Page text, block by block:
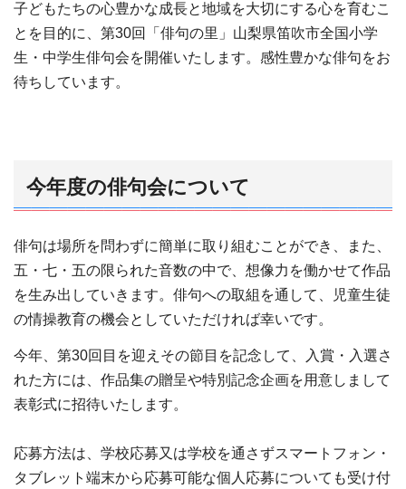
子どもたちの心豊かな成長と地域を大切にする心を育むこ
とを目的に、第30回「俳句の里」山梨県笛吹市全国小学
生・中学生俳句会を開催いたします。感性豊かな俳句をお
待ちしています。
今年度の俳句会について
俳句は場所を問わずに簡単に取り組むことができ、また、
五・七・五の限られた音数の中で、想像力を働かせて作品
を生み出していきます。俳句への取組を通して、児童生徒
の情操教育の機会としていただければ幸いです。
今年、第30回目を迎えその節目を記念して、入賞・入選さ
れた方には、作品集の贈呈や特別記念企画を用意しまして
表彰式に招待いたします。
応募方法は、学校応募又は学校を通さずスマートフォン・
タブレット端末から応募可能な個人応募についても受け付